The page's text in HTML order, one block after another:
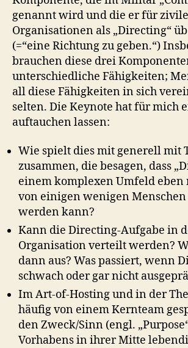
genannt wird und die er für zivile
Organisationen als „Directing“
(=“eine Richtung zu geben.“)
brauchen diese drei
unterschiedliche Fähigkeiten;
all diese Fähigkeiten in sich
selten. Die Keynote hat für mich
auftauchen lassen:
Wie spielt dies mit generell mit
zusammen, die besagen, dass
einem komplexen Umfeld eben
von einigen wenigen
werden kann?
Kann die Directing-Aufgabe in
Organisation verteilt werden?
dann aus? Was passiert, wenn
schwach oder gar nicht
Im Art-of-Hosting und in der
häufig von einem Kernteam
den Zweck/Sinn (engl.
Vorhabens in ihrer Mitte